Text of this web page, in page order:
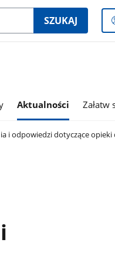
SZUKAJ
Aktualności Załatw
i odpowiedzi dotyczące